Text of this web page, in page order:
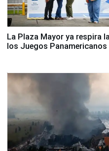
La Plaza Mayor ya respira
los Juegos Panamericanos